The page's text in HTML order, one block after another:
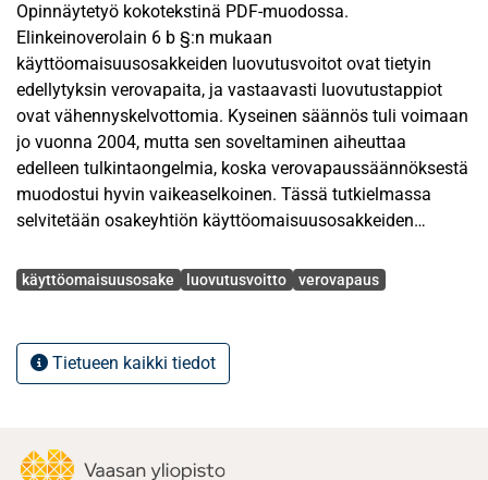
Opinnäytetyö kokotekstinä PDF-muodossa.
Elinkeinoverolain 6 b §:n mukaan
käyttöomaisuusosakkeiden luovutusvoitot ovat tietyin
edellytyksin verovapaita, ja vastaavasti luovutustappiot
ovat vähennyskelvottomia. Kyseinen säännös tuli voimaan
jo vuonna 2004, mutta sen soveltaminen aiheuttaa
edelleen tulkintaongelmia, koska verovapaussäännöksestä
muodostui hyvin vaikeaselkoinen. Tässä tutkielmassa
selvitetään osakeyhtiön käyttöomaisuusosakkeiden
edellytyksiä olisi tulkittava sekä millaisia ongelmia
Oy:n tytäryhtiöosakkeiden luovutukseen.
oikeuden kanta EVL 6 b §:ssä säädettyyn
Avainsanat
käyttöomaisuusosake luovutusvoitto verovapaus
Tietueen kaikki tiedot